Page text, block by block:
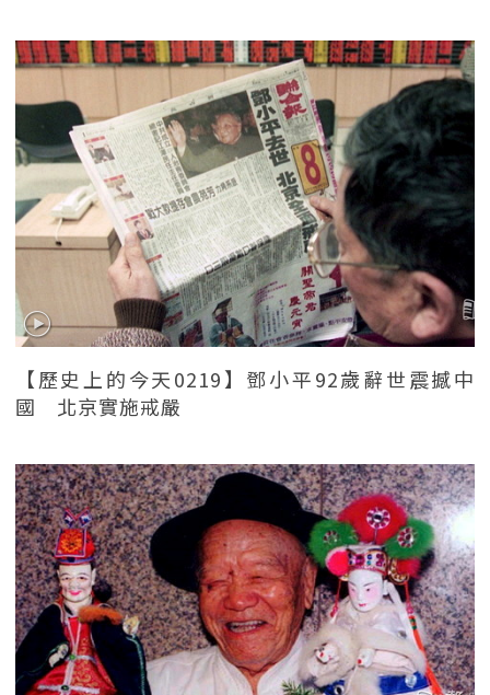
【歷史上的今天0219】鄧小平92歲辭世震撼中
國 北京實施戒嚴